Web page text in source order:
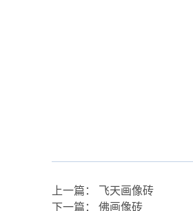
上一篇： 飞天画像砖
下一篇： 佛画像砖